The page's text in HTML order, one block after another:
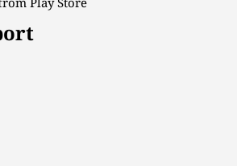
Play Store